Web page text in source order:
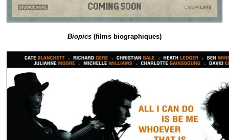
Biopics (films biographiques)